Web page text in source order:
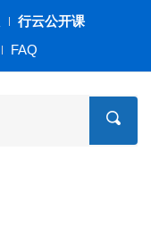
行云公开课
FAQ